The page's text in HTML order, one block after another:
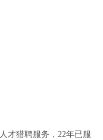
才猎聘服务，22年已服